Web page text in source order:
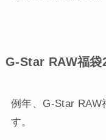
G-Star RAW福袋
例年、G-Star RAW
す。